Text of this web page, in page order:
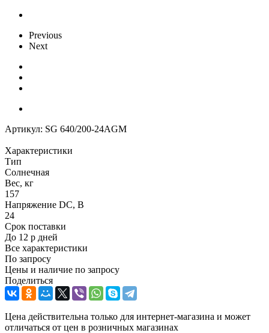
Previous
Next
Артикул: SG 640/200-24AGM
Характеристики
Тип
Солнечная
Вес, кг
157
Напряжение DC, В
24
Срок поставки
До 12 р дней
Все характеристики
По запросу
Цены и наличие по запросу
Поделиться
Цена действительна только для интернет-магазина и может
отличаться от цен в розничных магазинах